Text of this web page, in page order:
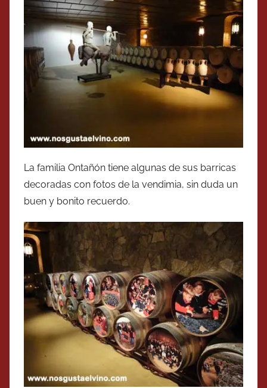
La familia Ontañón tiene algunas de sus barricas
decoradas con fotos de la vendimia, sin duda un
buen y bonito recuerdo.